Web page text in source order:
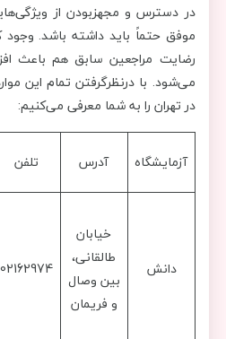
در دسترس‌ و مجهزبودن از
موفق حتماً باید داشته باشد. وجود
رضایت مراجعین سابق هم باعث
در تهران را به شما معرفی می‌کنیم:
آزمایشگاه آدرس تلفن
دانش
خیابان
طالقانی،
بین وصال
و فریمان
02162974